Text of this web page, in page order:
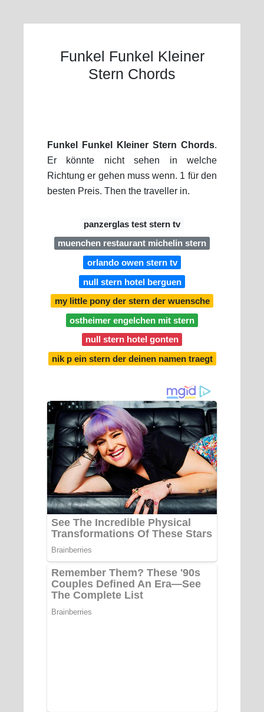
Funkel Funkel Kleiner
Stern Chords
Funkel Funkel Kleiner Stern Chords.
Er könnte nicht sehen in welche
Richtung er gehen muss wenn. 1 für den
besten Preis. Then the traveller in.
panzerglas test stern tv
muenchen restaurant michelin stern
orlando owen stern tv
null stern hotel berguen
my little pony der stern der wuensche
ostheimer engelchen mit stern
null stern hotel gonten
nik p ein stern der deinen namen traegt